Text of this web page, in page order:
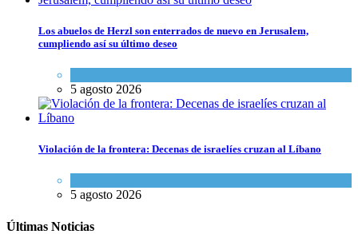
Los abuelos de Herzl son enterrados de nuevo en Jerusalem,
cumpliendo así su último deseo
5 agosto 2026
Violación de la frontera: Decenas de israelíes cruzan al Líbano
5 agosto 2026
Últimas Noticias